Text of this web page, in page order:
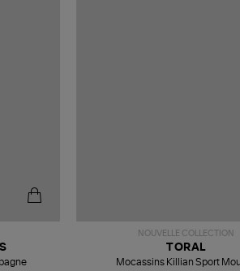
NOUVELLE COLLECTION
TORAL
Mocassins Killian Sport